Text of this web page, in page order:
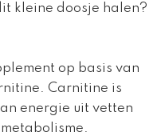
kleine doosje halen?
op basis van
Carnitine is
energie uit vetten